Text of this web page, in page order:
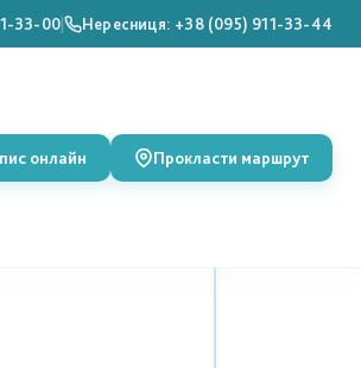
33-00 Нересниця: +38 (095) 911-33-44
онлайн Прокласти маршрут